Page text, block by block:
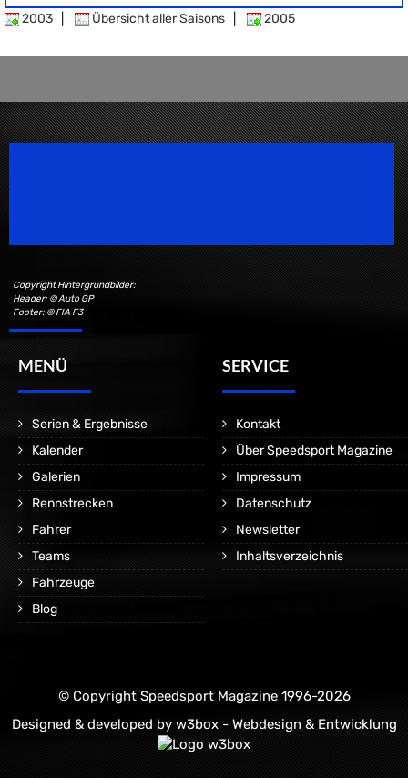
2003 Übersicht aller Saisons 2005
Copyright Hintergrundbilder:
Header: © Auto GP
Footer: © FIA F3
MENÜ
Serien & Ergebnisse
Kalender
Galerien
Rennstrecken
Fahrer
Teams
Fahrzeuge
Blog
SERVICE
Kontakt
Über Speedsport Magazine
Impressum
Datenschutz
Newsletter
Inhaltsverzeichnis
© Copyright Speedsport Magazine 1996-2026
Designed & developed by w3box - Webdesign & Entwicklung